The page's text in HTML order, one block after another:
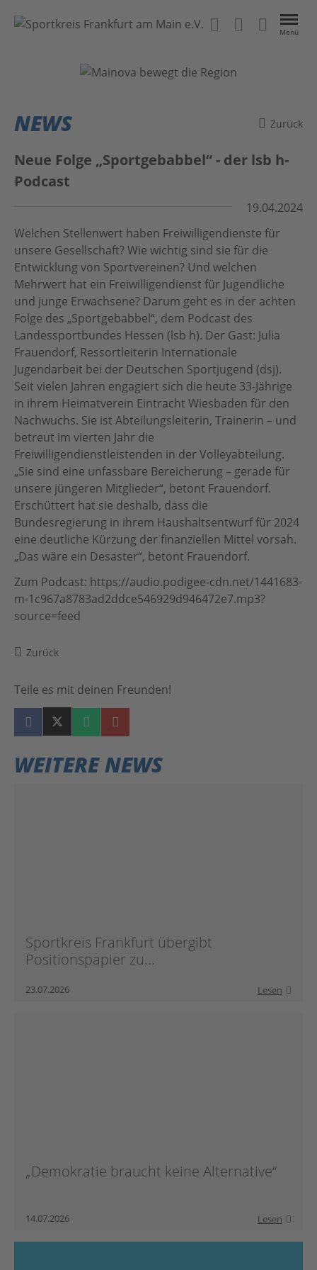
Menü
VEREINE
ÜBER UNS
Anleitung
#BeActive FrankfurtRheinMain
MainSport APP
Botschafter:innen
Team
Partner
Partnersportkreise
AGB
Downloads
Home
Datenschutz
Impressum
Für Vereine
Zurück
NEWS
Neue Folge „Sportgebabbel“ - der lsb h-
Podcast
19.04.2024
Welchen Stellenwert haben Freiwilligendienste für
unsere Gesellschaft? Wie wichtig sind sie für die
Entwicklung von Sportvereinen? Und welchen
Mehrwert hat ein Freiwilligendienst für Jugendliche
und junge Erwachsene? Darum geht es in der achten
Folge des „Sportgebabbel“, dem Podcast des
Landessportbundes Hessen (lsb h). Der Gast: Julia
Frauendorf, Ressortleiterin Internationale
Jugendarbeit bei der Deutschen Sportjugend (dsj).
Seit vielen Jahren engagiert sich die heute 33-Jährige
in ihrem Heimatverein Eintracht Wiesbaden für den
Nachwuchs. Sie ist Abteilungsleiterin, Trainerin – und
betreut im vierten Jahr die
Freiwilligendienstleistenden in der Volleyabteilung.
„Sie sind eine unfassbare Bereicherung – gerade für
unsere jüngeren Mitglieder“, betont Frauendorf.
Erschüttert hat sie deshalb, dass die
Bundesregierung in ihrem Haushaltsentwurf für 2024
eine deutliche Kürzung der finanziellen Mittel vorsah.
„Das wäre ein Desaster“, betont Frauendorf.
Zum Podcast: https://audio.podigee-cdn.net/1441683-
m-1c967a8783ad2ddce546929d946472e7.mp3?
source=feed
Zurück
Teile es mit deinen Freunden!
WEITERE NEWS
Sportkreis Frankfurt übergibt
Positionspapier zu...
23.07.2026 Lesen
„Demokratie braucht keine Alternative“
14.07.2026 Lesen